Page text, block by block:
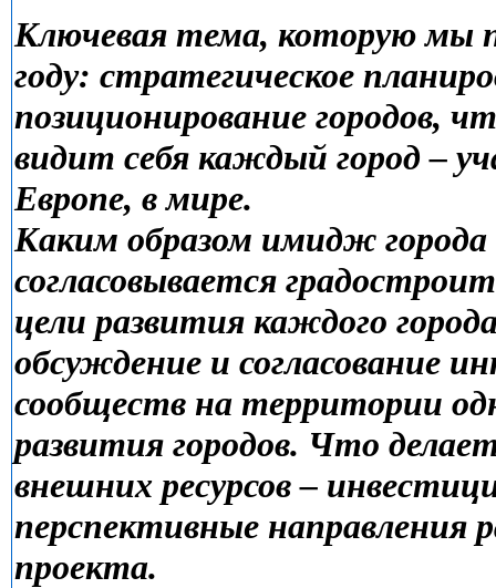
Ключевая тема, которую мы
году: стратегическое
позиционирование городов,
видит себя каждый город –
Европе, в мире.
Каким образом имидж
согласовывается
цели развития каждого
обсуждение и согласование
сообществ на территории
развития городов. Что
внешних ресурсов –
перспективные направления
проекта.